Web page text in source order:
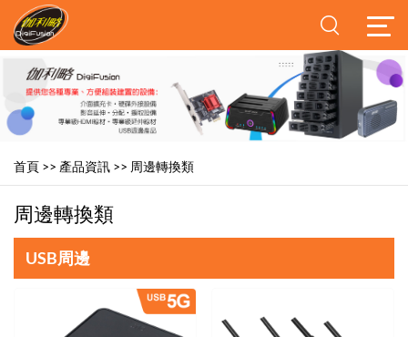
首頁 >> 產品資訊 >> 周邊轉換類
周邊轉換類
USB周邊